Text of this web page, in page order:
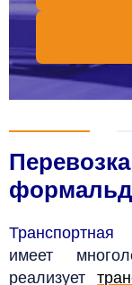
имеет
реализует